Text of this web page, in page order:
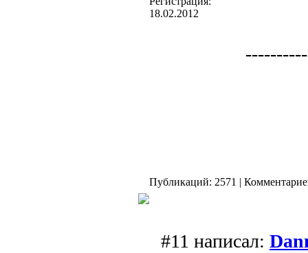
18.02.2012
Публикаций: 2571 |
#11 написал: